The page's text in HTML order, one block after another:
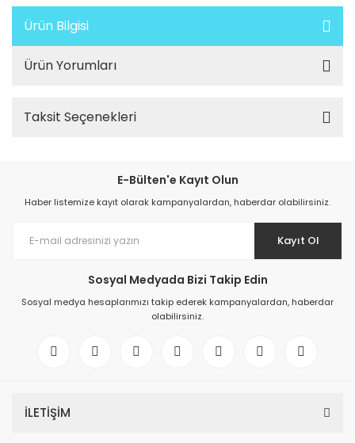
Ürün Bilgisi
Ürün Yorumları
Taksit Seçenekleri
E-Bülten'e Kayıt Olun
Haber listemize kayıt olarak kampanyalardan, haberdar olabilirsiniz.
Kayıt Ol
Sosyal Medyada Bizi Takip Edin
Sosyal medya hesaplarımızı takip ederek kampanyalardan, haberdar
olabilirsiniz.
İLETİŞİM